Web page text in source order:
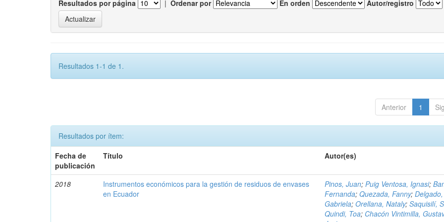
Resultados por página | Ordenar por En orden Autor/registro
Resultados 1-1 de 1.
Anterior 1
Resultados por ítem:
Fecha de
publicación
Título Autor(es)
2018
Instrumentos económicos para la gestión de residuos de envases
en Ecuador
Pinos, Juan;Puig Ventosa, Ignasi;
Fernanda;Quezada, Fanny;Delgado,
Gabriela;Orellana, Nataly;Saquisilí,
Quindi, Toa; Chacón Vintimilla,